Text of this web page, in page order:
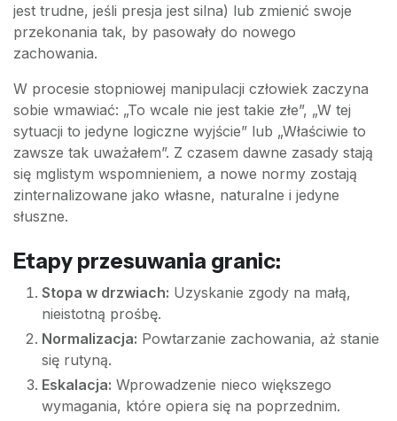
jest trudne, jeśli presja jest silna) lub zmienić swoje
przekonania tak, by pasowały do nowego
zachowania.
W procesie stopniowej manipulacji człowiek zaczyna
sobie wmawiać: „To wcale nie jest takie złe”, „W tej
sytuacji to jedyne logiczne wyjście” lub „Właściwie to
zawsze tak uważałem”. Z czasem dawne zasady stają
się mglistym wspomnieniem, a nowe normy zostają
zinternalizowane jako własne, naturalne i jedyne
słuszne.
Etapy przesuwania granic:
Stopa w drzwiach: Uzyskanie zgody na małą,
nieistotną prośbę.
Normalizacja: Powtarzanie zachowania, aż stanie
się rutyną.
Eskalacja: Wprowadzenie nieco większego
wymagania, które opiera się na poprzednim.